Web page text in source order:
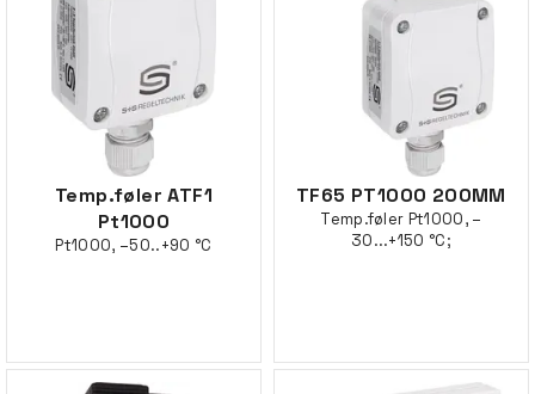
Temp.føler ATF1
Pt1000
Pt1000, –50..+90 °C
TF65 PT1000 200MM
Temp.føler Pt1000, –
30...+150 °C;